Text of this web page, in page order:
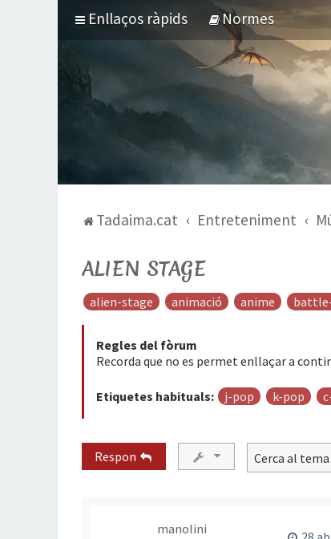
Enllaços ràpids Normes
Tadaima.cat Entreteniment
ALIEN STAGE
alien-stage animació anime
Regles del fòrum
Recorda que no es permet enllaçar a
Etiquetes habituals: j-pop k-pop
Respon
manolini